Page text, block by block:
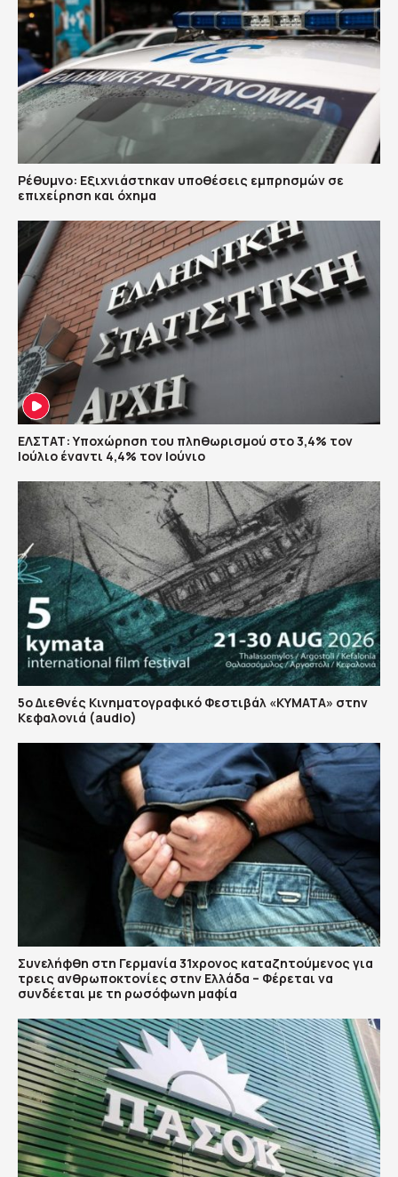
Ρέθυμνο: Εξιχνιάστηκαν υποθέσεις εμπρησμών σε
επιχείρηση και όχημα
ΕΛΣΤΑΤ: Υποχώρηση του πληθωρισμού στο 3,4% τον
Ιούλιο έναντι 4,4% τον Ιούνιο
5ο Διεθνές Κινηματογραφικό Φεστιβάλ «ΚΥΜΑΤΑ» στην
Κεφαλονιά (audio)
Συνελήφθη στη Γερμανία 31χρονος καταζητούμενος για
τρεις ανθρωποκτονίες στην Ελλάδα – Φέρεται να
συνδέεται με τη ρωσόφωνη μαφία